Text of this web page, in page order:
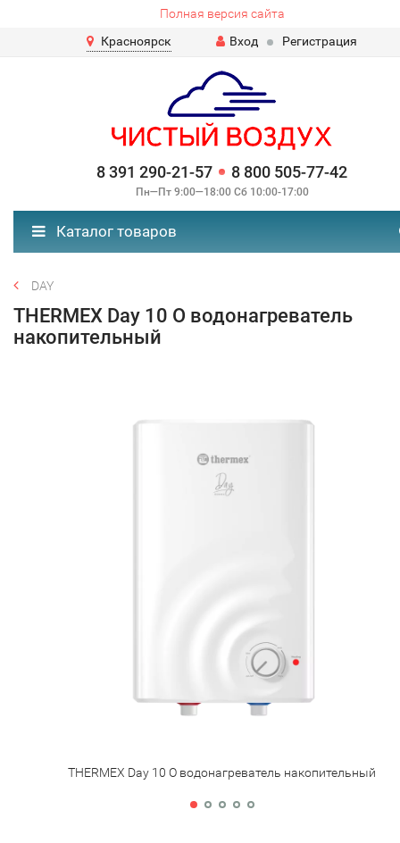
Полная версия сайта
Красноярск
Вход Регистрация
8 391 290-21-57 8 800 505-77-42
Пн—Пт 9:00—18:00 Сб 10:00-17:00
Каталог товаров
DAY
THERMEX Day 10 O водонагреватель
накопительный
THERMEX Day 10 O водонагреватель накопительный